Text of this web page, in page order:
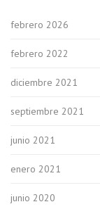
febrero 2026
febrero 2022
diciembre 2021
septiembre 2021
junio 2021
enero 2021
junio 2020